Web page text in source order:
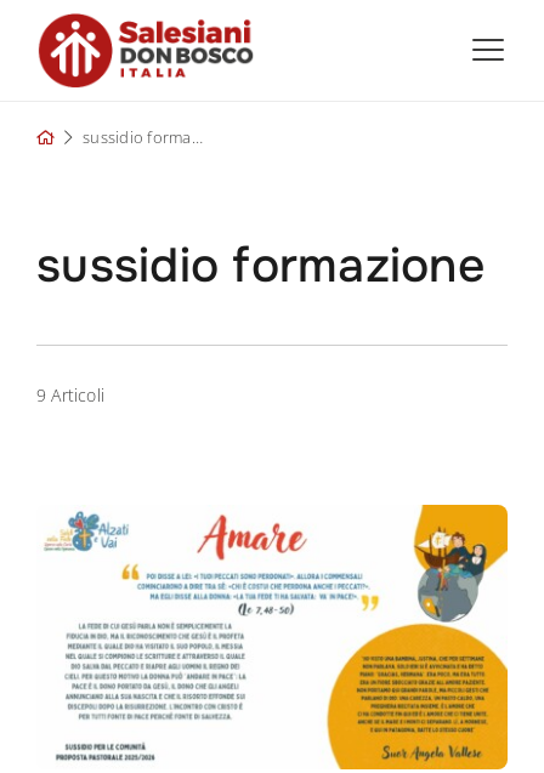
content
sussidio formazione
sussidio formazione
9 Articoli